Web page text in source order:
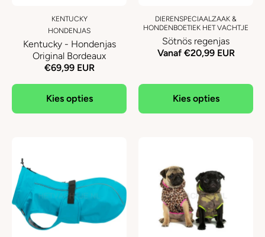
KENTUCKY
HONDENJAS
Kentucky - Hondenjas
Original Bordeaux
€69,99 EUR
Kies opties
DIERENSPECIAALZAAK &
HONDENBOETIEK HET VACHTJE
Sötnös regenjas
Vanaf €20,99 EUR
Kies opties